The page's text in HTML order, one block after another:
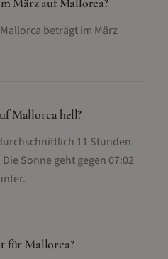
beträgt im März
Mallorca hell?
11 Stunden
Sonne geht gegen 07:02
für Mallorca?